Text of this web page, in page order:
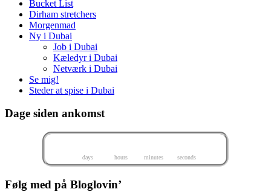
Bucket List
Dirham stretchers
Morgenmad
Ny i Dubai
Job i Dubai
Kæledyr i Dubai
Netværk i Dubai
Se mig!
Steder at spise i Dubai
Dage siden ankomst
days hours minutes seconds
Følg med på Bloglovin’